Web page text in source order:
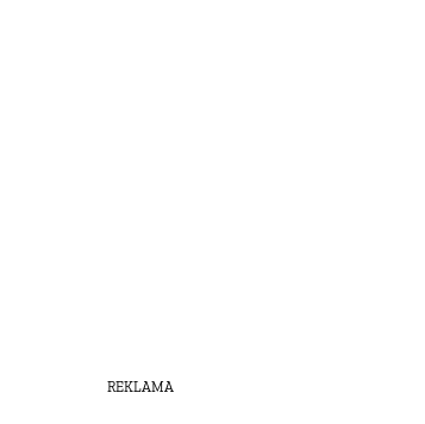
REKLAMA